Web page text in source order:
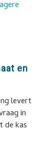
en
levert
in
de kas